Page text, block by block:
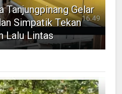
Tanjungpinang Gelar
Simpatik Tekan
Lalu Lintas